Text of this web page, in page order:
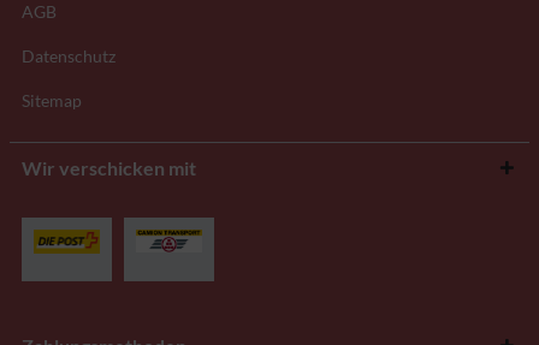
AGB
Datenschutz
Sitemap
Wir verschicken mit